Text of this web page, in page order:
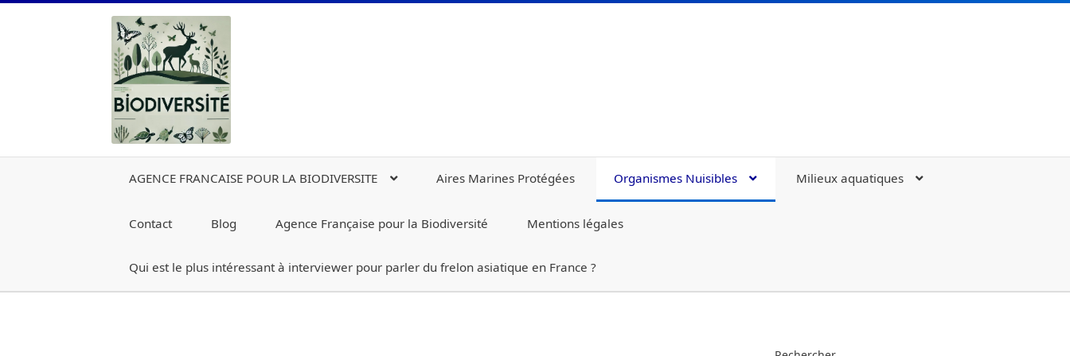
Aller
à
la
navigation
Aller
au
contenu
AGENCE FRANCAISE POUR LA BIODIVERSITE Aires Marines Protégées Organismes Nuisibles Milieux aquatiques
Contact Blog Agence Française pour la Biodiversité Mentions légales
Qui est le plus intéressant à interviewer pour parler du frelon asiatique en France ?